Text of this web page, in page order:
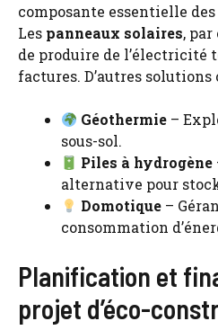
composante essentielle
Les panneaux solaires,
de produire de l’électricité
factures. D’autres
Géothermie –
sous-sol.
Piles à hydrogène
alternative pour
Domotique –
consommation
Planification et
projet d’éco-